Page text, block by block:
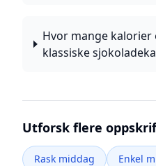
Hvor mange kalorier
klassiske
Utforsk flere
Rask middag
Enkel